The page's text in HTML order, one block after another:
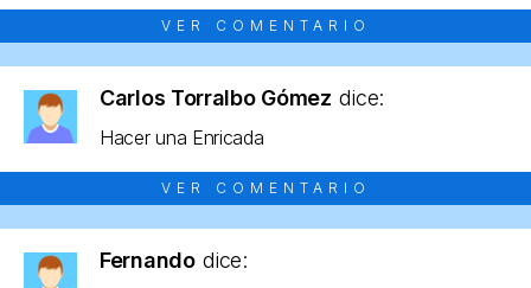
VER COMENTARIO
Carlos Torralbo Gómez dice:
Hacer una Enricada
VER COMENTARIO
Fernando dice: